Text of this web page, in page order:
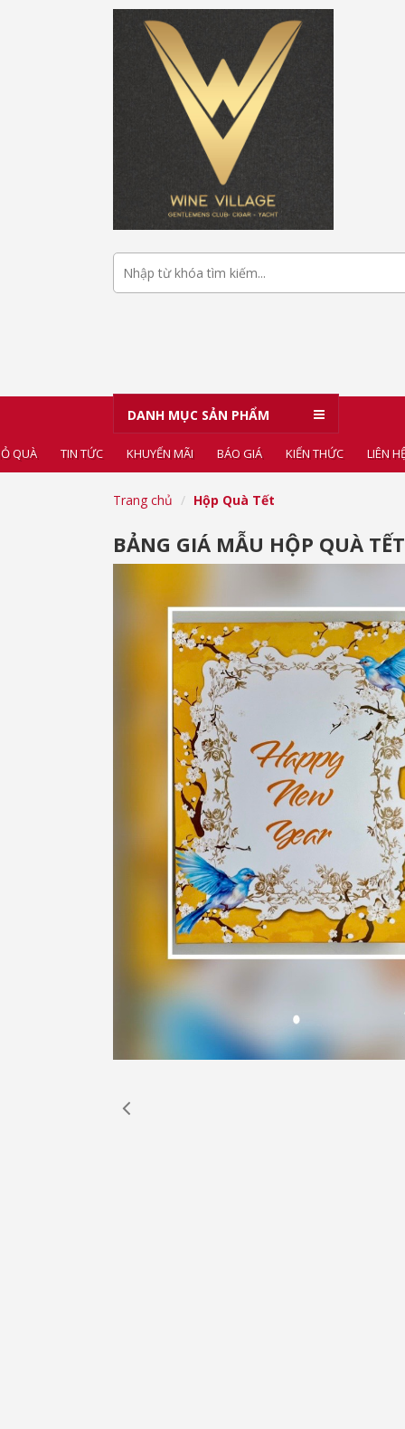
DANH MỤC SẢN PHẨM
QUÀ TIN TỨC KHUYẾN MÃI BÁO GIÁ KIẾN THỨC LIÊN
Trang chủ Hộp Quà Tết
BẢNG GIÁ MẪU HỘP QUÀ